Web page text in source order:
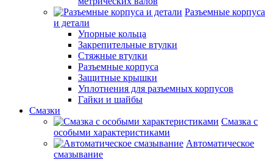
Разъемные корпуса
и детали
Упорные кольца
Закрепительные втулки
Стяжные втулки
Разъемные корпуса
Защитные крышки
Уплотнения для разъемных корпусов
Гайки и шайбы
Смазки
Смазка с
особыми характеристиками
Автоматическое
смазывание